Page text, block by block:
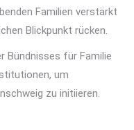
Familien verstärkt
Blickpunkt rücken.
Bündnisses für Familie
um
zu initiieren.